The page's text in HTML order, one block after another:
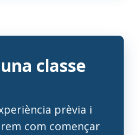
classe
prèvia i
com començar